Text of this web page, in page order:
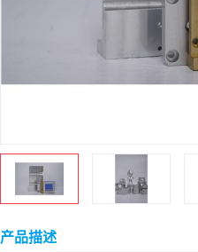
产品描述